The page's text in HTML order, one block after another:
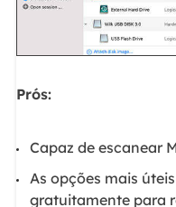
Prós:
Capaz de escanear
As opções mais
gratuitamente para